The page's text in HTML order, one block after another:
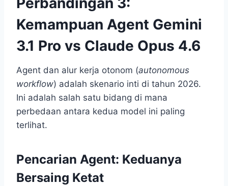
Kemampuan Agent Gemini
3.1 Pro vs Claude Opus 4.6
Agent dan alur kerja otonom (autonomous
workflow) adalah skenario inti di tahun 2026.
Ini adalah salah satu bidang di mana
perbedaan antara kedua model ini paling
terlihat.
Pencarian Agent: Keduanya
Bersaing Ketat